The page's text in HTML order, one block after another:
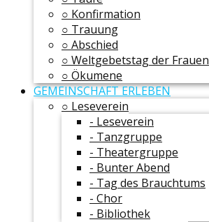
○ Konfirmation
○ Trauung
○ Abschied
○ Weltgebetstag der Frauen
○ Ökumene
GEMEINSCHAFT ERLEBEN
○ Leseverein
- Leseverein
- Tanzgruppe
- Theatergruppe
- Bunter Abend
- Tag des Brauchtums
- Chor
- Bibliothek